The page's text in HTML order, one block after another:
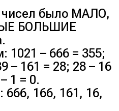
чисел было МАЛО,
БОЛЬШИЕ
– 666 = 355;
– 161 = 28; 28 – 16
1 = 0.
666, 166, 161, 16,